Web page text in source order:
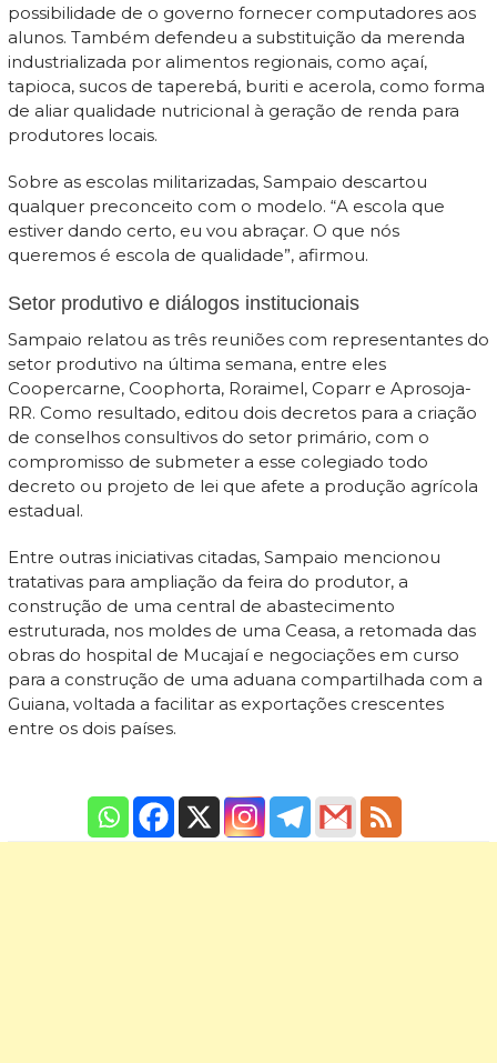
possibilidade de o governo fornecer computadores aos
alunos. Também defendeu a substituição da merenda
industrializada por alimentos regionais, como açaí,
tapioca, sucos de taperebá, buriti e acerola, como forma
de aliar qualidade nutricional à geração de renda para
produtores locais.
Sobre as escolas militarizadas, Sampaio descartou
qualquer preconceito com o modelo. “A escola que
estiver dando certo, eu vou abraçar. O que nós
queremos é escola de qualidade”, afirmou.
Setor produtivo e diálogos institucionais
Sampaio relatou as três reuniões com representantes do
setor produtivo na última semana, entre eles
Coopercarne, Coophorta, Roraimel, Coparr e Aprosoja-
RR. Como resultado, editou dois decretos para a criação
de conselhos consultivos do setor primário, com o
compromisso de submeter a esse colegiado todo
decreto ou projeto de lei que afete a produção agrícola
estadual.
Entre outras iniciativas citadas, Sampaio mencionou
tratativas para ampliação da feira do produtor, a
construção de uma central de abastecimento
estruturada, nos moldes de uma Ceasa, a retomada das
obras do hospital de Mucajaí e negociações em curso
para a construção de uma aduana compartilhada com a
Guiana, voltada a facilitar as exportações crescentes
entre os dois países.